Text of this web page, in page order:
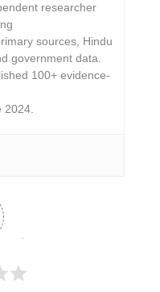
researcher
sources, Hindu
government data.
100+ evidence-
2024.